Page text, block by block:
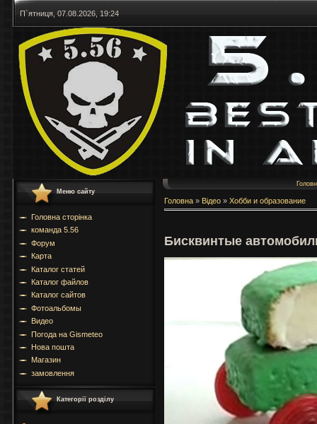
П`ятниця, 07.08.2026, 19:24
Меню сайту
Головна сторінка
команда 5.56
Форум
Карта
Каталог статей
Каталог файлов
Каталог сайтов
Фотоальбомы
Видео
Погода на Gismeteo
Нова пошта
Магазин
замовлення
Категорії розділу
Головна » Відео » Хобби и образование
Бисквинтые